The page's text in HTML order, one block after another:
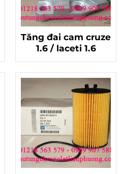
Tăng đai cam cruze
1.6 / laceti 1.6